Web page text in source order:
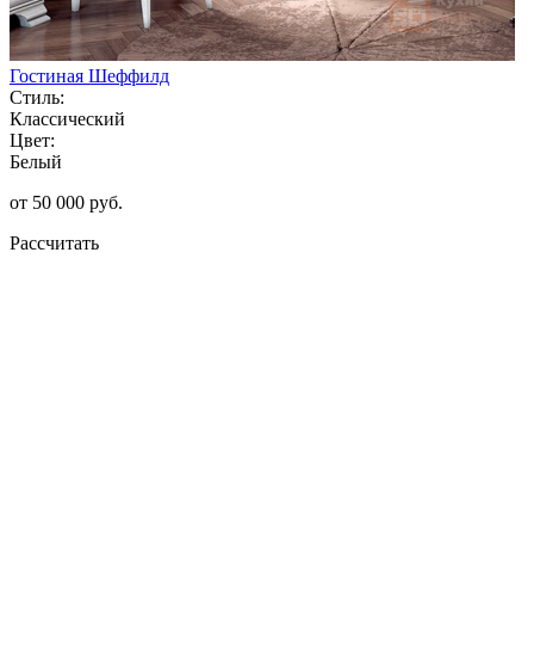
Гостиная Шеффилд
Стиль:
Классический
Цвет:
Белый
от 50 000 руб.
Рассчитать